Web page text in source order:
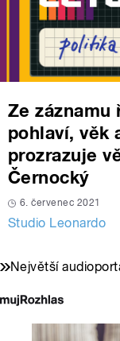
Ze
pohlaví, věk
prozrazuje
Černocký
6. červenec 2021
Studio Leonardo
Největší